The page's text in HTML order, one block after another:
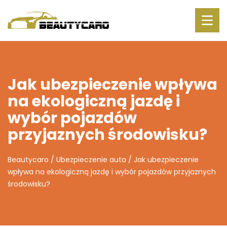
Jak ubezpieczenie wpływa
na ekologiczną jazdę i
wybór pojazdów
przyjaznych środowisku?
Beautycaro / Ubezpieczenie auta / Jak ubezpieczenie
wpływa na ekologiczną jazdę i wybór pojazdów przyjaznych
środowisku?